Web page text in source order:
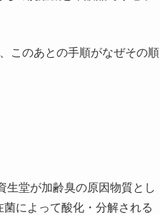
このあとの手順がなぜその順
生堂が加齢臭の原因物質とし
によって酸化・分解される